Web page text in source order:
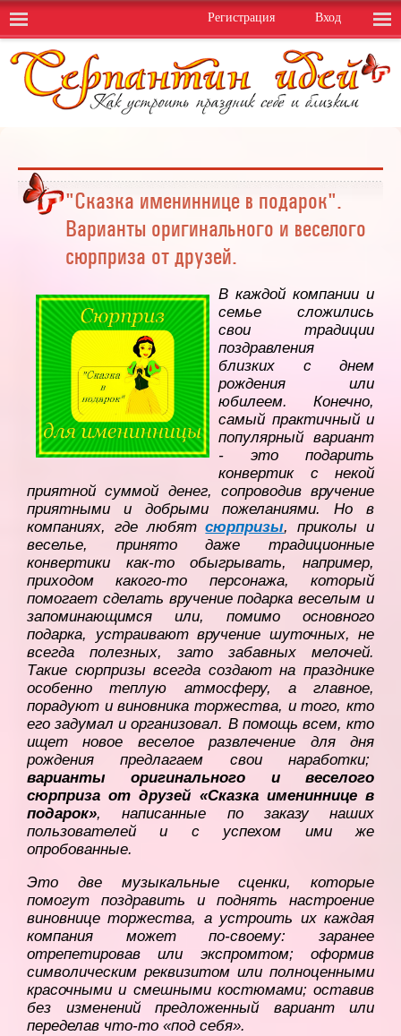
Вход
Регистрация
"Сказка имениннице в подарок".
Варианты оригинального и веселого
сюрприза от друзей.
В каждой компании и
семье сложились
свои традиции
поздравления
близких с днем
рождения или
юбилеем. Конечно,
самый практичный и
популярный вариант
- это подарить
конвертик с некой
приятной суммой денег, сопроводив вручение
приятными и добрыми пожеланиями. Но в
компаниях, где любятсюрпризы, приколы и
веселье, принято даже традиционные
конвертики как-то обыгрывать, например,
приходом какого-то персонажа, который
помогает сделать вручение подарка веселым и
запоминающимся или, помимо основного
подарка, устраивают вручение шуточных, не
всегда полезных, зато забавных мелочей.
Такие сюрпризы всегда создают на празднике
особенно теплую атмосферу, а главное,
порадуют и виновника торжества, и того, кто
его задумал и организовал. В помощь всем, кто
ищет новое веселое развлечение для дня
рождения предлагаем свои наработки;
варианты оригинального и веселого
сюрприза от друзей «Сказка имениннице в
подарок», написанные по заказу наших
пользователей и с успехом ими же
опробованные.
Это две музыкальные сценки, которые
помогут поздравить и поднять настроение
виновнице торжества, а устроить их каждая
компания может по-своему: заранее
отрепетировав или экспромтом; оформив
символическим реквизитом или полноценными
красочными и смешными костюмами; оставив
без изменений предложенный вариант или
переделав что-то «под себя».